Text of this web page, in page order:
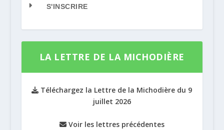
S'INSCRIRE
LA LETTRE DE LA MICHODIÈRE
Téléchargez la Lettre de la Michodière du 9
juillet 2026
Voir les lettres précédentes